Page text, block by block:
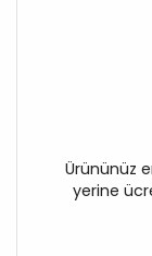
Ürününüz
yerine